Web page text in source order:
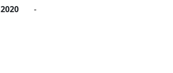
2020 -